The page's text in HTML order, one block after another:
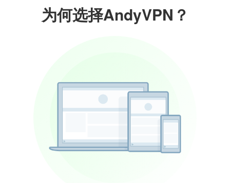
为何选择AndyVPN？